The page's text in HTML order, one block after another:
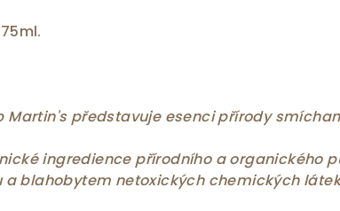
Martin's představuje esenci přírody
ingredience přírodního a organického
a blahobytem netoxických chemických